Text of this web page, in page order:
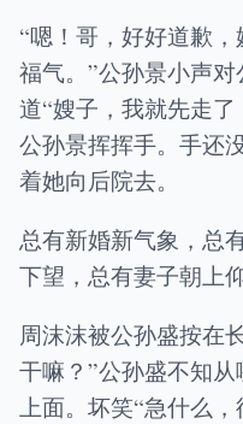
“嗯！哥，好好道歉
福气。”公孙景小声
道“嫂子，我就先走
公孙景挥挥手。手还
着她向后院去。
总有新婚新气象，总
下望，总有妻子朝上仰
周沫沫被公孙盛按在
干嘛？”公孙盛不知
上面。坏笑“急什么